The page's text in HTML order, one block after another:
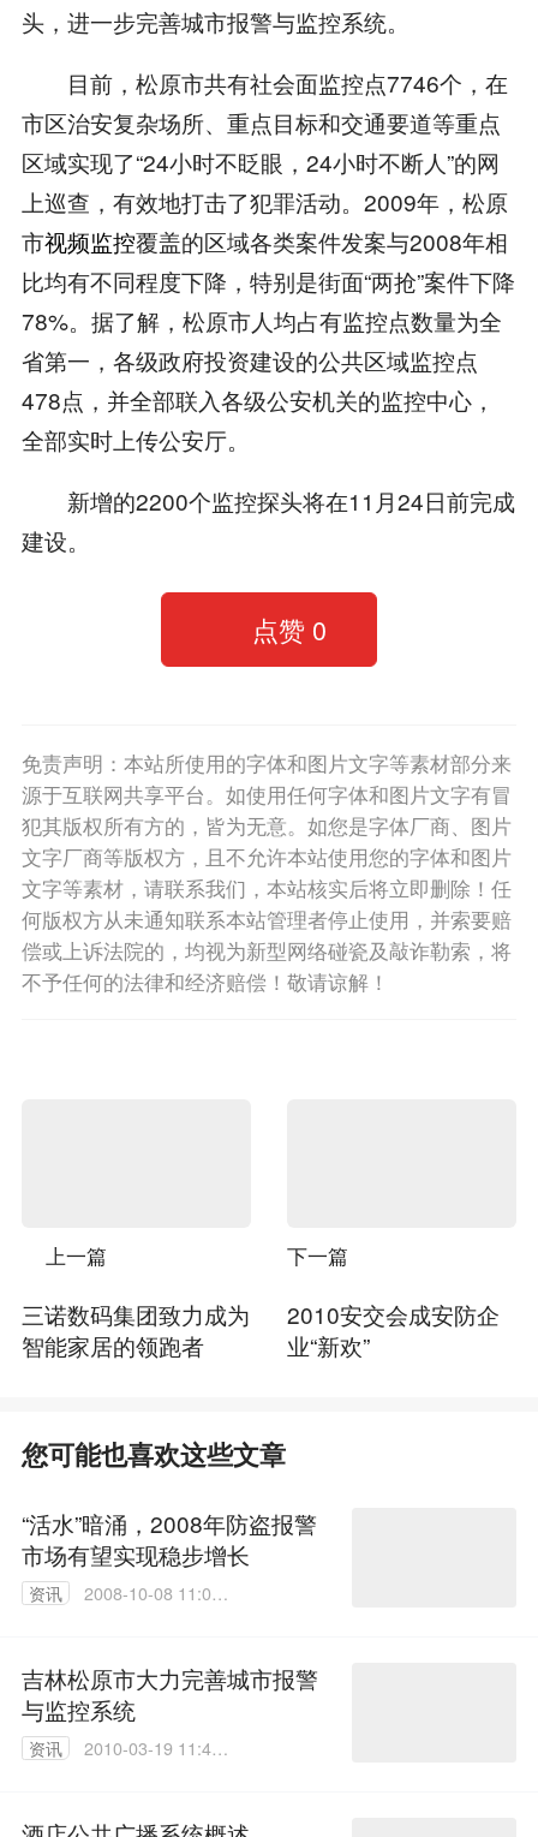
头，进一步完善城市报警与监控系统。
目前，松原市共有社会面监控点7746个，在
市区治安复杂场所、重点目标和交通要道等重点
区域实现了“24小时不眨眼，24小时不断人”的网
上巡查，有效地打击了犯罪活动。2009年，松原
市视频监控覆盖的区域各类案件发案与2008年相
比均有不同程度下降，特别是街面“两抢”案件下降
78%。据了解，松原市人均占有监控点数量为全
省第一，各级政府投资建设的公共区域监控点
478点，并全部联入各级公安机关的监控中心，
全部实时上传公安厅。
新增的2200个监控探头将在11月24日前完成
建设。
点赞 0
免责声明：本站所使用的字体和图片文字等素材部分来
源于互联网共享平台。如使用任何字体和图片文字有冒
犯其版权所有方的，皆为无意。如您是字体厂商、图片
文字厂商等版权方，且不允许本站使用您的字体和图片
文字等素材，请联系我们，本站核实后将立即删除！任
何版权方从未通知联系本站管理者停止使用，并索要赔
偿或上诉法院的，均视为新型网络碰瓷及敲诈勒索，将
不予任何的法律和经济赔偿！敬请谅解！
上一篇
三诺数码集团致力成为
智能家居的领跑者
下一篇
2010安交会成安防企
业“新欢”
您可能也喜欢这些文章
“活水”暗涌，2008年防盗报警
市场有望实现稳步增长
资讯
2008-10-08 11:04:
吉林松原市大力完善城市报警
与监控系统
资讯
2010-03-19 11:49: